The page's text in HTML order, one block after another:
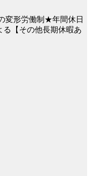
変形労働制★年間休日
【その他長期休暇あ